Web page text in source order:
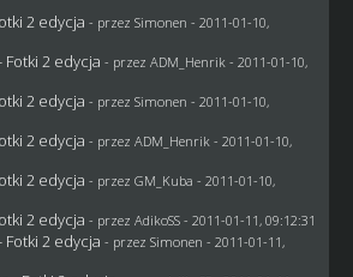
2 edycja - przez Simonen - 2011-01-10,
Fotki 2 edycja - przez ADM_Henrik - 2011-01-10,
2 edycja - przez Simonen - 2011-01-10,
2 edycja - przez ADM_Henrik - 2011-01-10,
2 edycja - przez GM_Kuba - 2011-01-10,
2 edycja - przez AdikoSS - 2011-01-11, 09:12:31
Fotki 2 edycja - przez Simonen - 2011-01-11,